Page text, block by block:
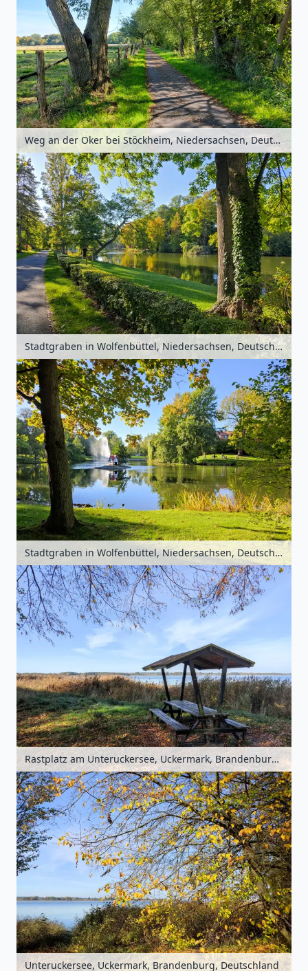
Weg an der Oker bei Stöckheim, Niedersachsen, Deutschland
Stadtgraben in Wolfenbüttel, Niedersachsen, Deutschland
Stadtgraben in Wolfenbüttel, Niedersachsen, Deutschland
Rastplatz am Unteruckersee, Uckermark, Brandenburg, Deutschland
Unteruckersee, Uckermark, Brandenburg, Deutschland